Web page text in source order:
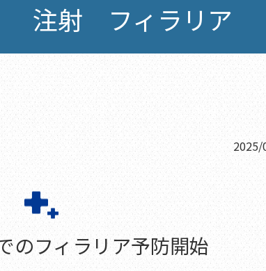
注射 フィラリア
2025/
のフィラリア予防開始